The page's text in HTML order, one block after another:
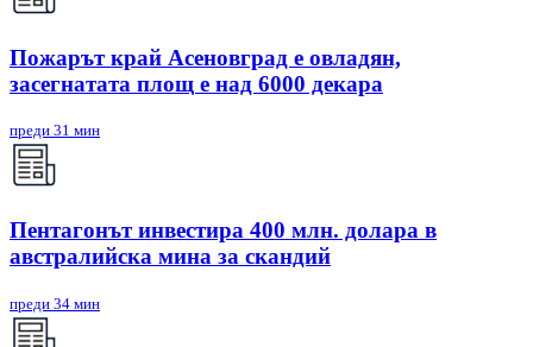
Пожарът край Асеновград е овладян,
засегнатата площ е над 6000 декара
преди 31 мин
Пентагонът инвестира 400 млн. долара в
австралийска мина за скандий
преди 34 мин